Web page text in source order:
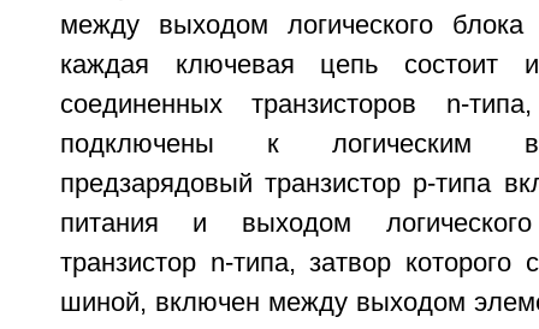
между выходом логического
каждая ключевая цепь состоит
соединенных транзисторов n-
подключены к логическим
предзарядовый транзистор р-типа
питания и выходом
транзистор n-типа, затвор которого
шиной, включен между выходом